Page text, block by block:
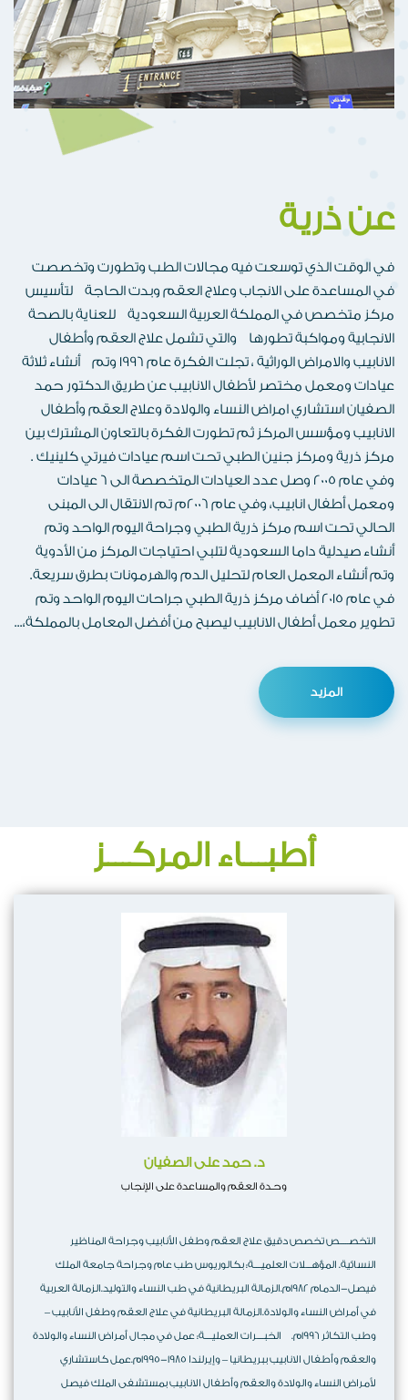
عن ذرية
في الوقت الذي توسعت فيه مجالات الطب وتطورت وتخصصت
في المساعدة على الانجاب وعلاج العقم وبدت الحاجة لتأسيس
مركز متخصص في المملكة العربية السعودية للعناية بالصحة
الانجابية ومواكبة تطورها والتي تشمل علاج العقم وأطفال
الانابيب والامراض الوراثية ، تجلت الفكرة عام 1996 وتم أنشاء ثلاثة
عيادات ومعمل مختصر لأطفال الانابيب عن طريق الدكتور حمد
الصفيان استشاري امراض النساء والولادة وعلاج العقم وأطفال
الانابيب ومؤسس المركز ثم تطورت الفكرة بالتعاون المشترك بين
مركز ذرية ومركز جنين الطبي تحت اسم عيادات فيرتي كلينيك .
وفي عام 2005 وصل عدد العيادات المتخصصة الى 6 عيادات
ومعمل أطفال انابيب، وفي عام 2006م تم الانتقال الى المبنى
الحالي تحت اسم مركز ذرية الطبي وجراحة اليوم الواحد وتم
أنشاء صيدلية داما السعودية لتلبي احتياجات المركز من الأدوية
وتم أنشاء المعمل العام لتحليل الدم والهرمونات بطرق سريعة.
في عام 2015 أضاف مركز ذرية الطبي جراحات اليوم الواحد وتم
تطوير معمل أطفال الانابيب ليصبح من أفضل المعامل بالمملكة،...
المزيد
أطبـــاء المركـــز
د. حمد على الصفيان
وحـدة العقم والمساعدة على الإنجاب
التخصـــــص تخصص دقيق علاج العقم وطفل الأنابيب وجراحة المناظير
النسائية. المؤهـــلات العلميــــة: بكالوريوس طب عام وجراحة جامعة الملك
فيصل-الدمام 1982م.الزمالة البريطانية في طب النساء والتوليد.الزمالة العربية
في أمراض النساء والولادة.الزمالة البريطانية في علاج العقم وطفل الأنابيب –
وطب التكاثر 1996م. الخبــــرات العمليــــة: عمل في مجال أمراض النساء والولادة
والعقم وأطفال الانابيب ببريطانيا – وإيرلندا 1985-1995م.عمل كاستشاري
لأمراض النساء والولادة والعقم وأطفال الانابيب بمستشفى الملك فيصل